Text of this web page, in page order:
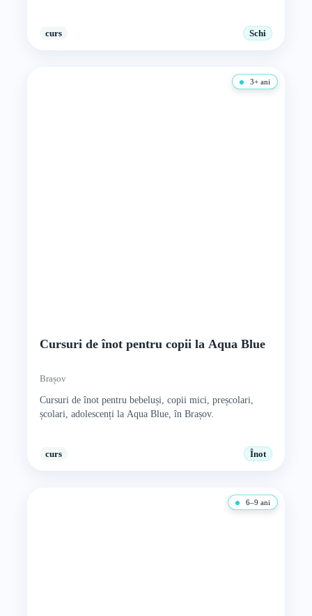
curs Schi
3+ ani
Cursuri de înot pentru copii la Aqua Blue
Brașov
Cursuri de înot pentru bebeluși, copii mici, preșcolari,
școlari, adolescenți la Aqua Blue, în Brașov.
curs Înot
6–9 ani